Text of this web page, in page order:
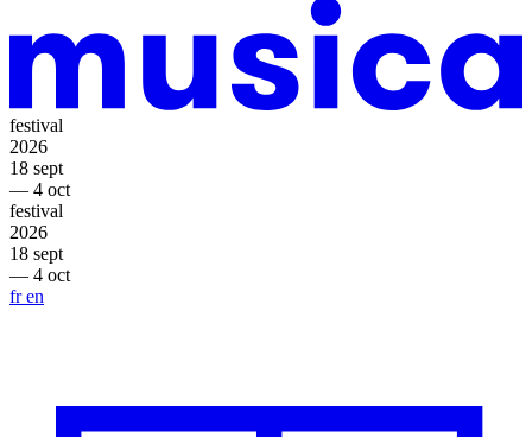
festival
2026
18 sept
— 4 oct
festival
2026
18 sept
— 4 oct
fren